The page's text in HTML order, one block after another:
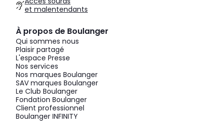
et malentendants
À propos de Boulanger
Qui sommes nous
Plaisir partagé
L'espace Presse
Nos services
Nos marques Boulanger
SAV marques Boulanger
Le Club Boulanger
Fondation Boulanger
Client professionnel
Boulanger INFINITY